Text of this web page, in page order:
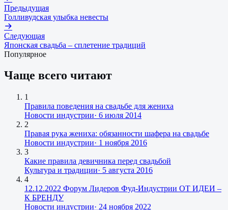
Предыдущая
Голливудская улыбка невесты
Следующая
Японская свадьба – сплетение традиций
Популярное
Чаще всего читают
1
Правила поведения на свадьбе для жениха
Новости индустрии· 6 июля 2014
2
Правая рука жениха: обязанности шафера на свадьбе
Новости индустрии· 1 ноября 2016
3
Какие правила девичника перед свадьбой
Культура и традиции· 5 августа 2016
4
12.12.2022 Форум Лидеров Фуд-Индустрии ОТ ИДЕИ –
К БРЕНДУ
Новости индустрии· 24 ноября 2022